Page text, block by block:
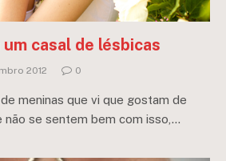
casal de lésbicas
2012 0
meninas que vi que gostam de
não se sentem bem com isso,…